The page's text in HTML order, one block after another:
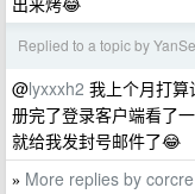
Replied to a topic by
@lyxxxh2 我上个月打
册完了登录客户端看了
就给我发封号邮件了😂
» More replies by corcre